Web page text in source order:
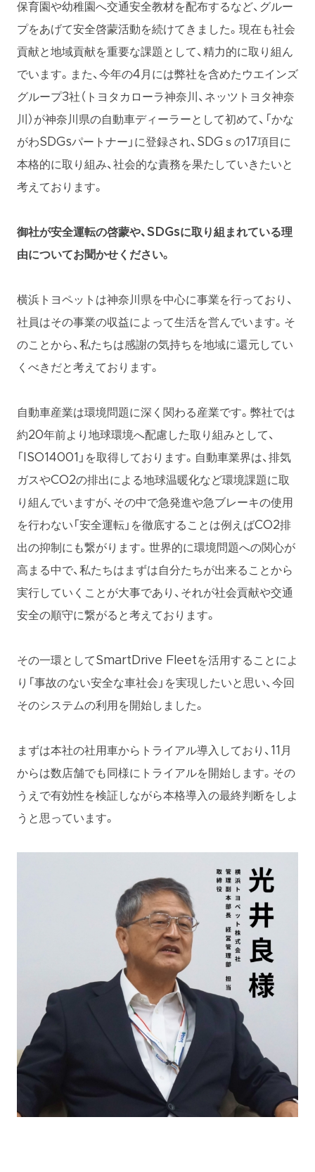
保育園や幼稚園へ交通安全教材を配布するなど、グルー
プをあげて安全啓蒙活動を続けてきました。現在も社会
貢献と地域貢献を重要な課題として、精力的に取り組ん
でいます。また、今年の4月には弊社を含めたウエインズ
グループ3社（トヨタカローラ神奈川、ネッツトヨタ神奈
川）が神奈川県の自動車ディーラーとして初めて、「かな
がわSDGsパートナー」に登録され、SDGｓの17項目に
本格的に取り組み、社会的な責務を果たしていきたいと
考えております。
御社が安全運転の啓蒙や、SDGsに取り組まれている理
由についてお聞かせください。
横浜トヨペットは神奈川県を中心に事業を行っており、
社員はその事業の収益によって生活を営んでいます。そ
のことから、私たちは感謝の気持ちを地域に還元してい
くべきだと考えております。
自動車産業は環境問題に深く関わる産業です。弊社では
約20年前より地球環境へ配慮した取り組みとして、
「ISO14001」を取得しております。自動車業界は、排気
ガスやCO2の排出による地球温暖化など環境課題に取
り組んでいますが、その中で急発進や急ブレーキの使用
を行わない「安全運転」を徹底することは例えばCO2排
出の抑制にも繋がります。世界的に環境問題への関心が
高まる中で、私たちはまずは自分たちが出来ることから
実行していくことが大事であり、それが社会貢献や交通
安全の順守に繋がると考えております。
その一環としてSmartDrive Fleetを活用することによ
り「事故のない安全な車社会」を実現したいと思い、今回
そのシステムの利用を開始しました。
まずは本社の社用車からトライアル導入しており、11月
からは数店舗でも同様にトライアルを開始します。その
うえで有効性を検証しながら本格導入の最終判断をしよ
うと思っています。